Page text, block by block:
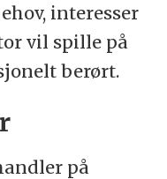
interesser
vil spille på
berørt.
på